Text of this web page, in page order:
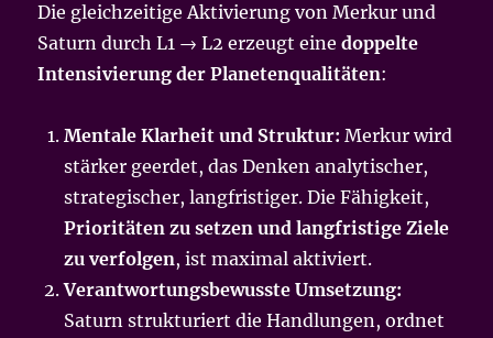
Die gleichzeitige Aktivierung von Merkur und
Saturn durch L1 → L2 erzeugt einedoppelte
Intensivierung der Planetenqualitäten:
Mentale Klarheit und Struktur: Merkur wird
stärker geerdet, das Denken analytischer,
strategischer, langfristiger. Die Fähigkeit,
Prioritäten zu setzen und langfristige Ziele
zu verfolgen, ist maximal aktiviert.
Verantwortungsbewusste Umsetzung:
Saturn strukturiert die Handlungen, ordnet